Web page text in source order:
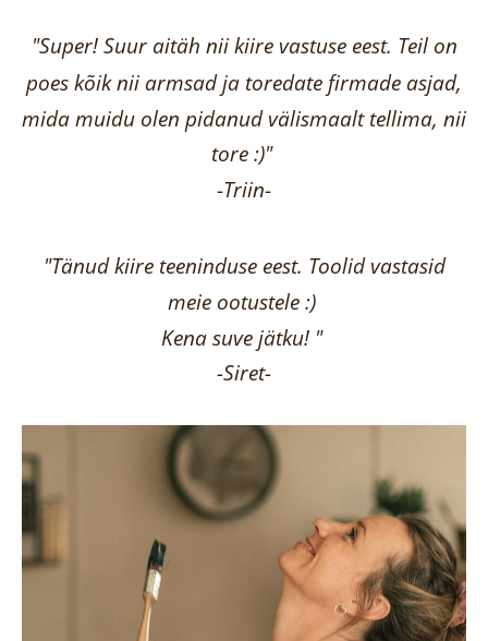
"Super! Suur aitäh nii kiire vastuse eest. Teil on
poes kõik nii armsad ja toredate firmade asjad,
mida muidu olen pidanud välismaalt tellima, nii
tore :)"
-Triin-
"Tänud kiire teeninduse eest. Toolid vastasid
meie ootustele :)
Kena suve jätku! "
-Siret-